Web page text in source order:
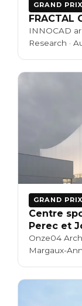
GRAND PRIX
FRACTAL
INNOCAD
Research ·
GRAND PRIX
Centre
Perec et
Onze04
Margaux-